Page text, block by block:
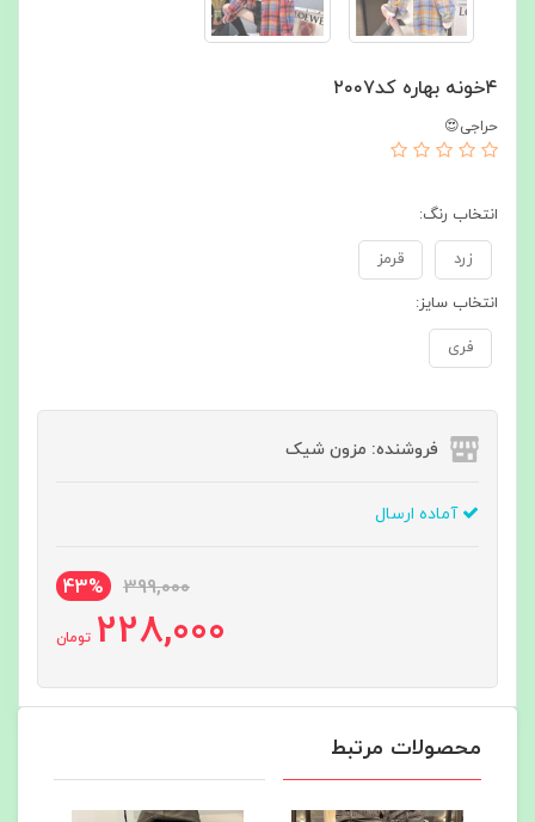
۴خونه بهاره کد۲۰۰۷
حراجی😍
انتخاب رنگ:
زرد قرمز
انتخاب سایز:
فری
فروشنده: مزون شیک
آماده ارسال
399,000
43%
228,000 تومان
محصولات مرتبط